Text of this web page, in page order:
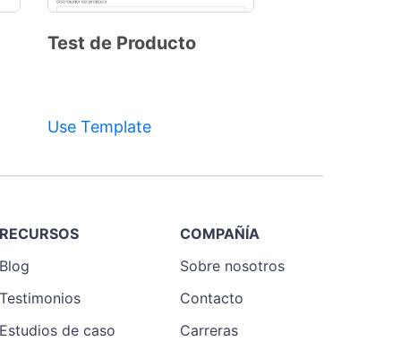
Test de Producto
Use Template
RECURSOS
Blog
Testimonios
Estudios de caso
COMPAÑÍA
Sobre nosotros
Contacto
Carreras